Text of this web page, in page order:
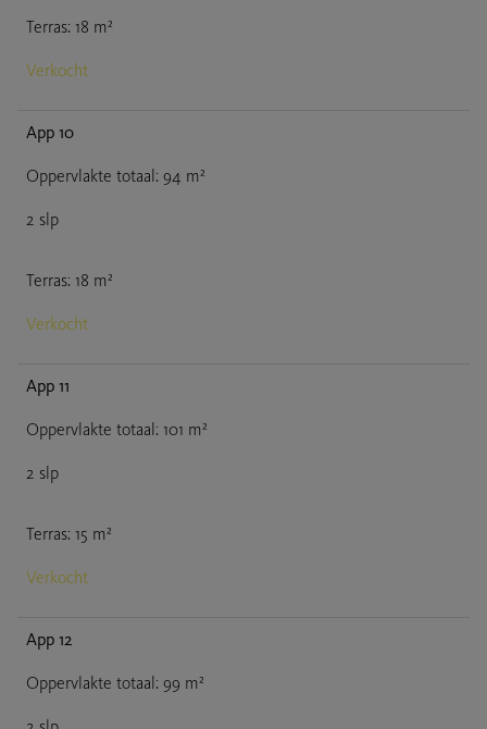
Terras: 18 m²
Verkocht
App 10
Oppervlakte totaal : 94 m²
2 slp
Terras: 18 m²
Verkocht
App 11
Oppervlakte totaal : 101 m²
2 slp
Terras: 15 m²
Verkocht
App 12
Oppervlakte totaal : 99 m²